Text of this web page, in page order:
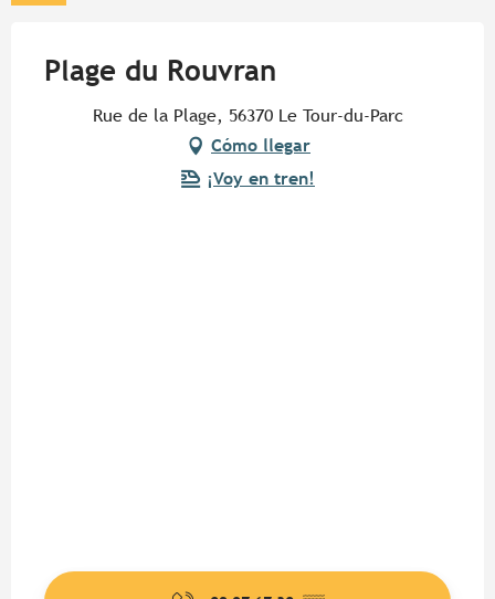
Plage du Rouvran
Rue de la Plage, 56370 Le Tour-du-Parc
Cómo llegar
¡Voy en tren!